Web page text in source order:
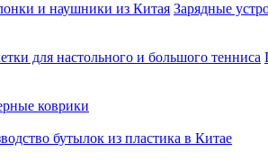
и наушники из Китая Зарядные
для настольного и большого тенниса
коврики
бутылок из пластика в Китае